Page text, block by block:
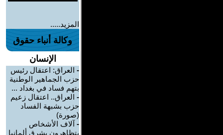
المزيد.....
وكالة أنباء حقوق
الإنسان
- العراق: اعتقال رئيس
حزب الجماهير الوطنية
بتهم فساد في بغداد ...
- العراق.. اعتقال زعيم
حزب بشبهة الفساد
(صورة)
- آلاف الأشخاص
يتظاهرون بشرق ألمانيا